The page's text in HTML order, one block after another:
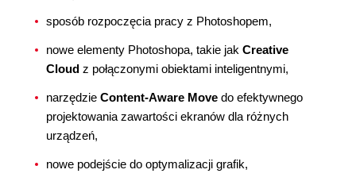
sposób rozpoczęcia pracy z Photoshopem,
nowe elementy Photoshopa, takie jak Creative
Cloud z połączonymi obiektami inteligentnymi,
narzędzie Content-Aware Move do efektywnego
projektowania zawartości ekranów dla różnych
urządzeń,
nowe podejście do optymalizacji grafik,